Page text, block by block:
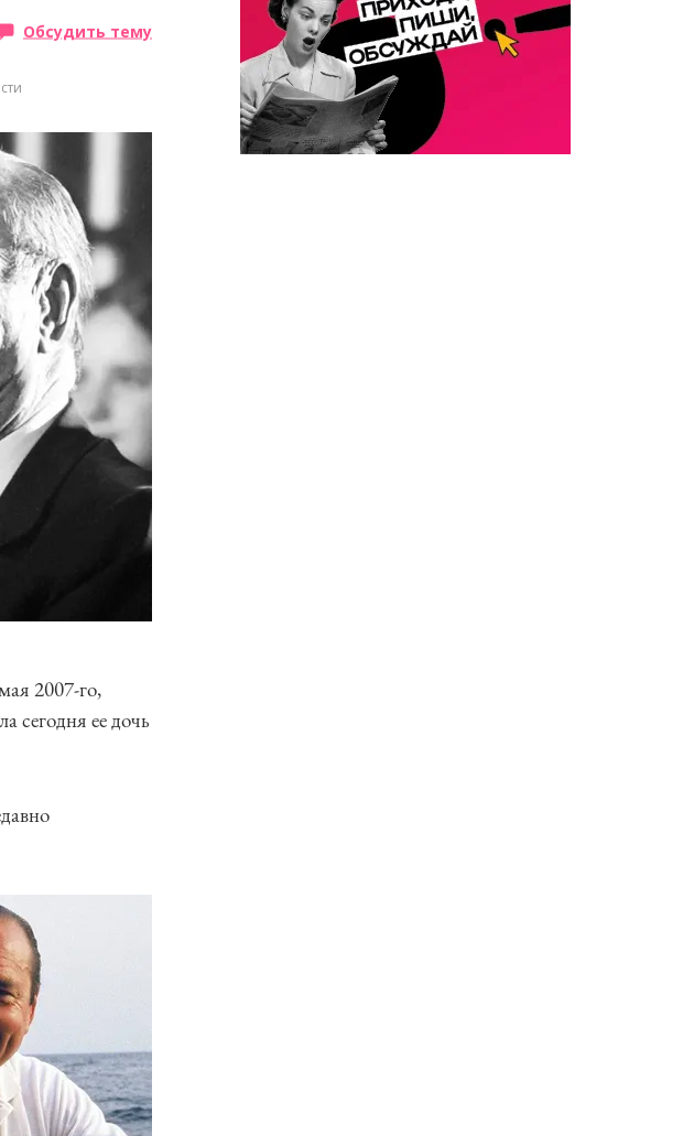
Обсудить тему
2007-го,
сегодня ее дочь